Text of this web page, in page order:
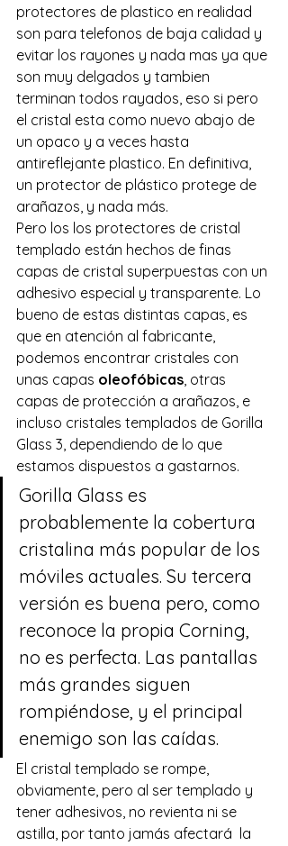
protectores de plastico en realidad
son para telefonos de baja calidad y
evitar los rayones y nada mas ya que
son muy delgados y tambien
terminan todos rayados, eso si pero
el cristal esta como nuevo abajo de
un opaco y a veces hasta
antireflejante plastico. En definitiva,
un protector de plástico protege de
arañazos, y nada más.
Pero los los protectores de cristal
templado están hechos de finas
capas de cristal superpuestas con un
adhesivo especial y transparente. Lo
bueno de estas distintas capas, es
que en atención al fabricante,
podemos encontrar cristales con
unas capas oleofóbicas, otras
capas de protección a arañazos, e
incluso cristales templados de Gorilla
Glass 3, dependiendo de lo que
estamos dispuestos a gastarnos.
Gorilla Glass es
probablemente la cobertura
cristalina más popular de los
móviles actuales. Su tercera
versión es buena pero, como
reconoce la propia Corning,
no es perfecta. Las pantallas
más grandes siguen
rompiéndose, y el principal
enemigo son las caídas.
El cristal templado se rompe,
obviamente, pero al ser templado y
tener adhesivos, no revienta ni se
astilla, por tanto jamás afectará  la